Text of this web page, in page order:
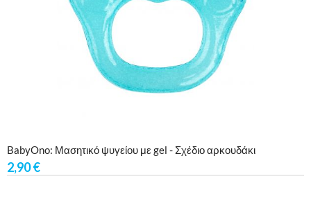
BabyOno: Μασητικό ψυγείου με gel - Σχέδιο αρκουδάκι
2,90€